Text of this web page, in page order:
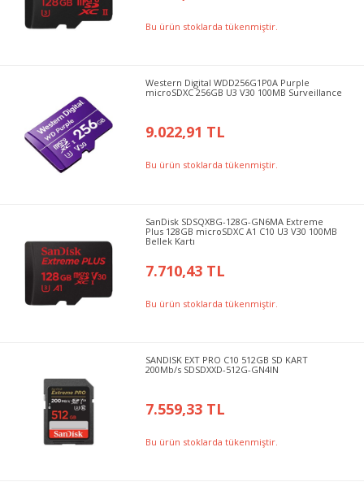
Bu ürün stoklarda tükenmiştir.
Western Digital WDD256G1P0A Purple
microSDXC 256GB U3 V30 100MB Surveillance
9.022,91 TL
Bu ürün stoklarda tükenmiştir.
SanDisk SDSQXBG-128G-GN6MA Extreme
Plus 128GB microSDXC A1 C10 U3 V30 100MB
Bellek Kartı
7.710,43 TL
Bu ürün stoklarda tükenmiştir.
SANDISK EXT PRO C10 512GB SD KART
200Mb/s SDSDXXD-512G-GN4IN
7.559,33 TL
Bu ürün stoklarda tükenmiştir.